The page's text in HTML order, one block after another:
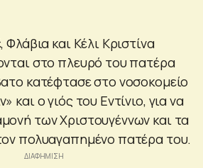
και Κέλι Κριστίνα
στο πλευρό του πατέρα
κατέφτασε στο νοσοκομείο
και ο γιός του Εντίνιο, για να
των Χριστουγέννων και τα
πολυαγαπημένο πατέρα του.